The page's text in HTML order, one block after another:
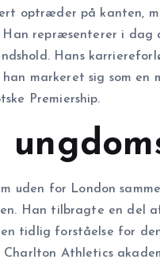
optræder på kanten,
repræsenterer i dag
Hans
markeret sig som
Premiership.
uden for London
Han tilbragte en del
tidlig forståelse for
Athletics